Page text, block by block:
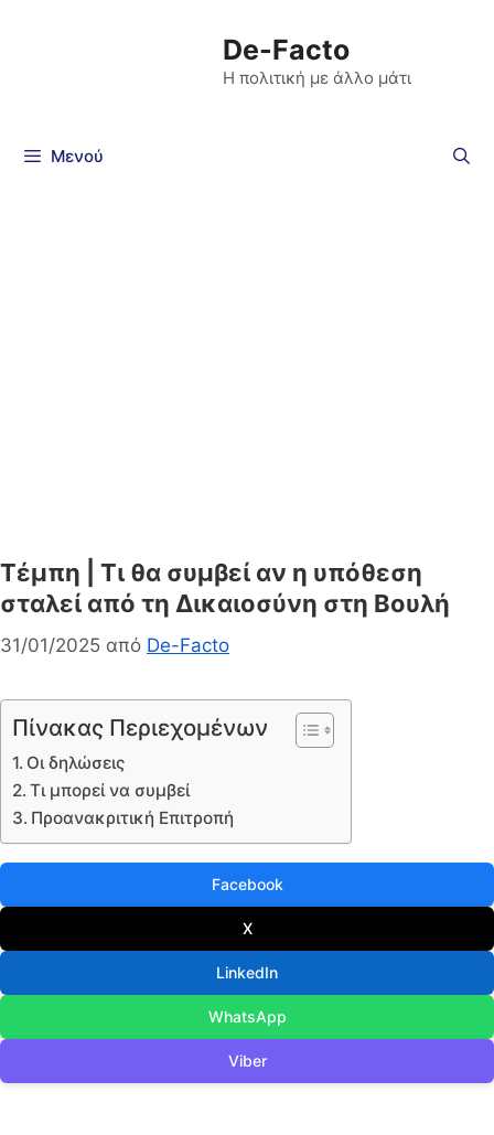
De-Facto
Η πολιτική με άλλο μάτι
Μενού
Τέμπη | Τι θα συμβεί αν η υπόθεση
σταλεί από τη Δικαιοσύνη στη Βουλή
31/01/2025 από De-Facto
Πίνακας Περιεχομένων
Οι δηλώσεις
Τι μπορεί να συμβεί
Προανακριτική Επιτροπή
Facebook
X
LinkedIn
WhatsApp
Viber